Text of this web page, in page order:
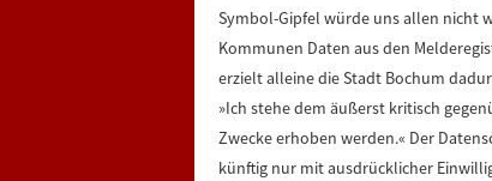
Symbol-Gipfel würde uns allen nicht
Kommunen Daten aus den
erzielt alleine die Stadt Bochum
»Ich stehe dem äußerst kritisch
Zwecke erhoben werden.« Der
künftig nur mit ausdrücklicher